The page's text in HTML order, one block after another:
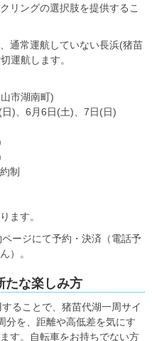
リングの選択肢を提供するこ
通常運航していない長浜(猪苗
運航します。
市湖南町)
)、6月6日(土)、7日(日)
制
ます。
ージにて予約・決済（電話予
）。
たな楽しみ方
ることで、猪苗代湖一周サイ
分を、距離や高低差を気にす
す。自転車をお持ちでない方